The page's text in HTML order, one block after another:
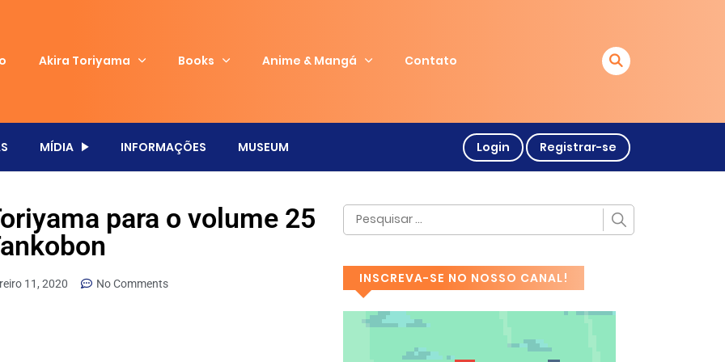
Akira Toriyama Books Anime & Mangá Contato
MÍDIA INFORMAÇÕES MUSEUM Login Registrar-se
para o volume 25
11, 2020 No Comments INSCREVA-SE NO NOSSO CANAL!